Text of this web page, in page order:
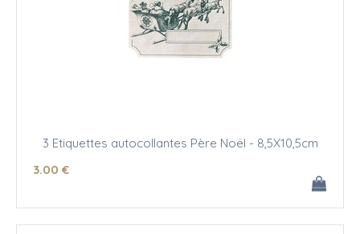
3 Etiquettes autocollantes Père Noël - 8,5X10,5cm
3.00 €